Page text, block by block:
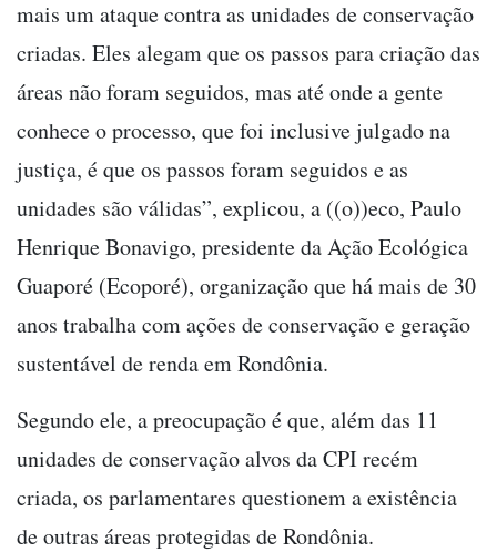
mais um ataque contra as unidades de conservação
criadas. Eles alegam que os passos para criação das
áreas não foram seguidos, mas até onde a gente
conhece o processo, que foi inclusive julgado na
justiça, é que os passos foram seguidos e as
unidades são válidas”, explicou, a ((o))eco, Paulo
Henrique Bonavigo, presidente da Ação Ecológica
Guaporé (Ecoporé), organização que há mais de 30
anos trabalha com ações de conservação e geração
sustentável de renda em Rondônia.
Segundo ele, a preocupação é que, além das 11
unidades de conservação alvos da CPI recém
criada, os parlamentares questionem a existência
de outras áreas protegidas de Rondônia.